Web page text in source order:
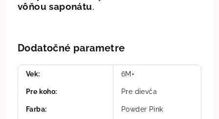
vôňou saponátu.
Dodatočné parametre
Vek: 6M+
Pre koho: Pre dievča
Farba: Powder Pink